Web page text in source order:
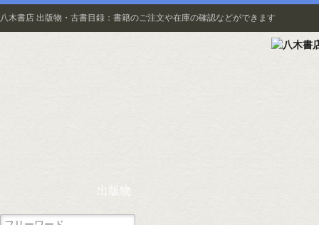
八木書店 出版物・古書目録：書籍のご注文や在庫の確認などができます
出版物